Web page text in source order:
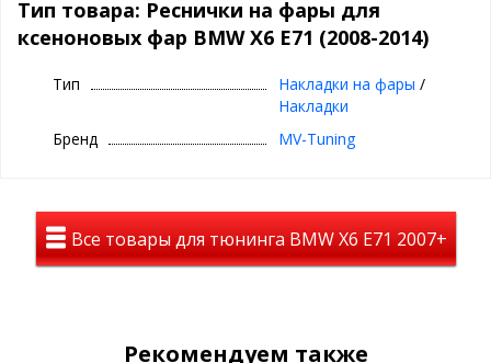
Накладки на
фары- 2 шт.
Неокрашенный черный пластик
Только для стандартных фар, не подходят на Led оптику
Габариты: 530мм*60мм*20мм
Материал:
Время установки:5-10 мин
Тип товара: Реснички на фары для
ксеноновых фар BMW X6 E71 (2008-2014)
Тип Накладки на фары /
Накладки
Бренд
MV-Tuning
Все товары для тюнинга BMW X6 E71 2007+
Рекомендуем также